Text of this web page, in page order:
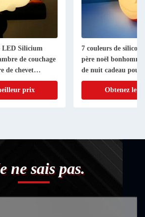
LED Silicium
de couchage
de chevet
prix
7 couleurs de
père noël
de nuit cadeau pour
chambre à coucher
Obtenez le
ne sais pas.